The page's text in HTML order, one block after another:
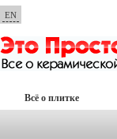
EN
Всё о плитке